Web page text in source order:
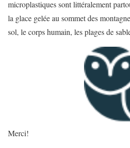
microplastiques sont littéralement
la glace gelée au sommet des
sol, le corps humain, les plages de
Merci!